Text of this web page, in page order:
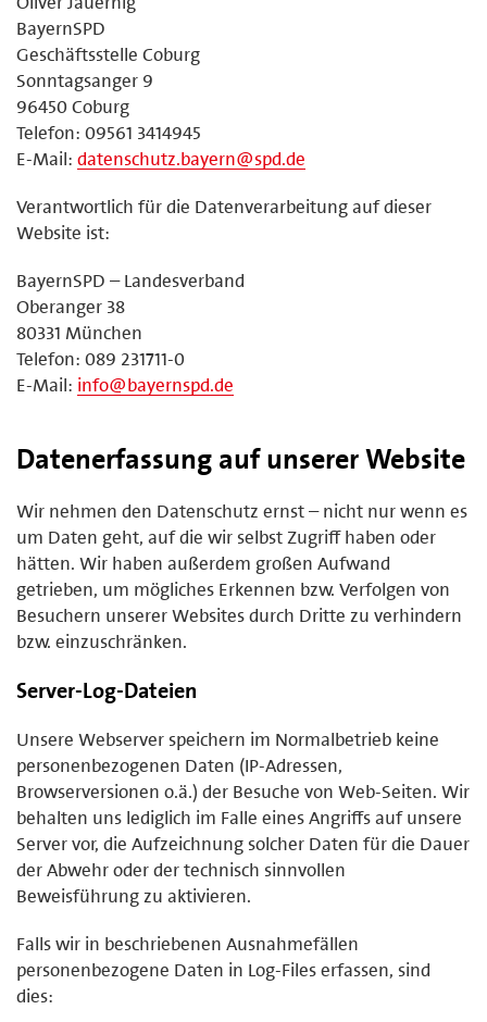
BayernSPD
Geschäftsstelle Coburg
Sonntagsanger 9
96450 Coburg
Telefon: 09561 3414945
E-Mail: datenschutz.bayern@spd.de
Verantwortlich für die Datenverarbeitung auf dieser
Website ist:
BayernSPD – Landesverband
Oberanger 38
80331 München
Telefon: 089 231711-0
E-Mail: info@bayernspd.de
Datenerfassung auf unserer Website
Wir nehmen den Datenschutz ernst – nicht nur wenn es
um Daten geht, auf die wir selbst Zugriff haben oder
hätten. Wir haben außerdem großen Aufwand
getrieben, um mögliches Erkennen bzw. Verfolgen von
Besuchern unserer Websites durch Dritte zu verhindern
bzw. einzuschränken.
Server-Log-Dateien
Unsere Webserver speichern im Normalbetrieb keine
personenbezogenen Daten (IP-Adressen,
Browserversionen o.ä.) der Besuche von Web-Seiten. Wir
behalten uns lediglich im Falle eines Angriffs auf unsere
Server vor, die Aufzeichnung solcher Daten für die Dauer
der Abwehr oder der technisch sinnvollen
Beweisführung zu aktivieren.
Falls wir in beschriebenen Ausnahmefällen
personenbezogene Daten in Log-Files erfassen, sind
dies: